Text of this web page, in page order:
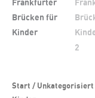
Start / Unkategorisiert